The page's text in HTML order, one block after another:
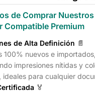
de Comprar
Compatible Premium
de Alta Definición 📄
100% nuevos e importados,
impresiones nítidas y
ideales para cualquier
🏅